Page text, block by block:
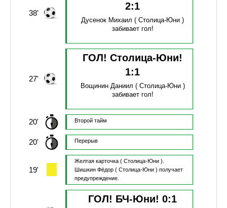
38'
2:1
Дусенок Михаил ( Столица-Юни )
забивает гол!
27'
ГОЛ! Столица-Юни!
1:1
Вощинин Даниил ( Столица-Юни )
забивает гол!
20' Второй тайм
20' Перерыв
19'
Желтая карточка ( Столица-Юни ).
Шишкин Фёдор( Столица-Юни ) получает
предупреждение.
ГОЛ! БЧ-Юни!0:1